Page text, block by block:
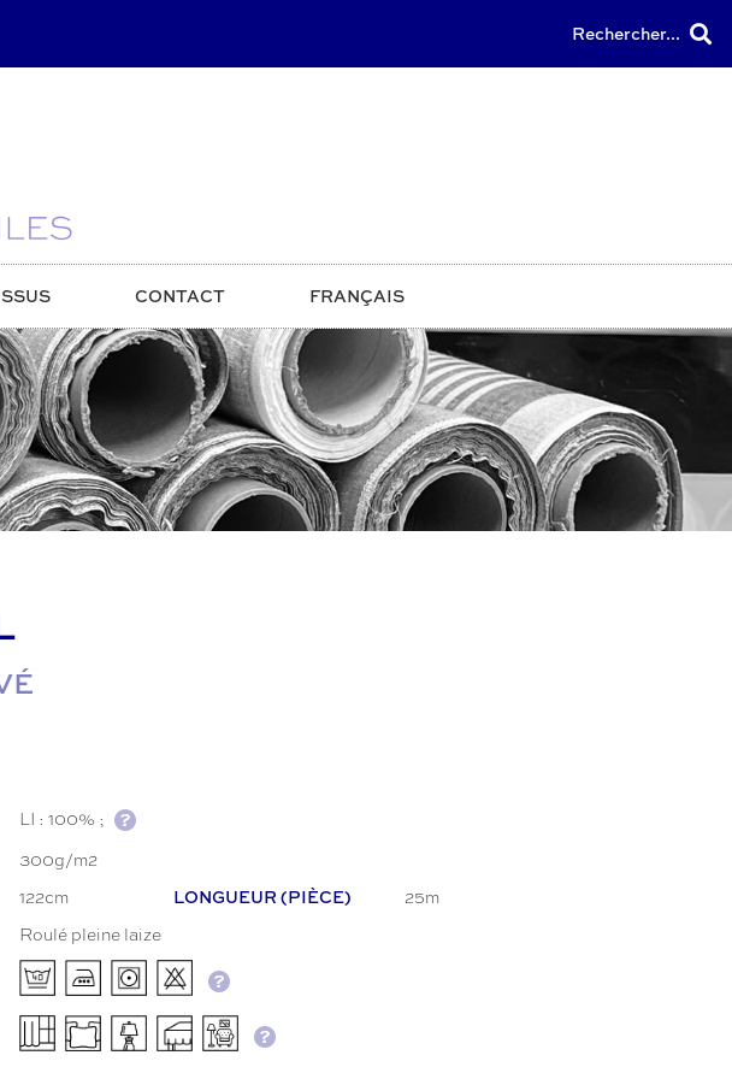
Rechercher...
CONTACT FRANÇAIS
LI : 100% ;
300g/m2
122cm LONGUEUR (PIÈCE) 25m
Roulé pleine laize